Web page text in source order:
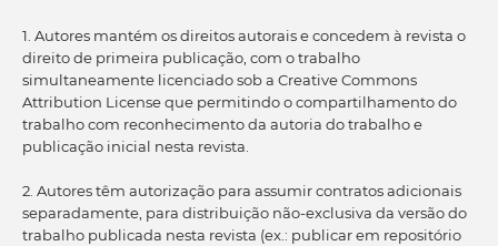
1. Autores mantém os direitos autorais e concedem à revista o
direito de primeira publicação, com o trabalho
simultaneamente licenciado sob a Creative Commons
Attribution License que permitindo o compartilhamento do
trabalho com reconhecimento da autoria do trabalho e
publicação inicial nesta revista.
2. Autores têm autorização para assumir contratos adicionais
separadamente, para distribuição não-exclusiva da versão do
trabalho publicada nesta revista (ex.: publicar em repositório